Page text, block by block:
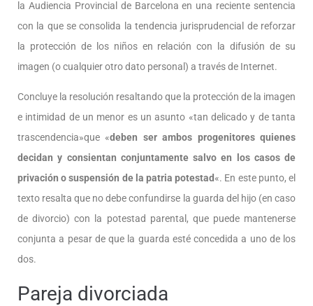
la Audiencia Provincial de Barcelona en una reciente sentencia
con la que se consolida la tendencia jurisprudencial de reforzar
la protección de los niños en relación con la difusión de su
imagen (o cualquier otro dato personal) a través de Internet.
Concluye la resolución resaltando que la protección de la imagen
e intimidad de un menor es un asunto «tan delicado y de tanta
trascendencia»que «deben ser ambos progenitores quienes
decidan y consientan conjuntamente salvo en los casos de
privación o suspensión de la patria potestad «. En este punto, el
texto resalta que no debe confundirse la guarda del hijo (en caso
de divorcio) con la potestad parental, que puede mantenerse
conjunta a pesar de que la guarda esté concedida a uno de los
dos.
Pareja divorciada